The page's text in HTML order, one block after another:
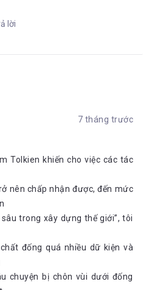
lời
7 tháng trước
Tolkien khiến cho việc các tác
nên chấp nhận được, đến mức
trong xây dựng thế giới”, tôi
đống quá nhiều dữ kiện và
chuyện bị chôn vùi dưới đống